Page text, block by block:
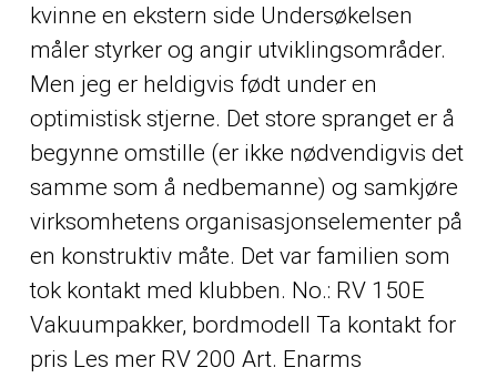
kvinne en ekstern side Undersøkelsen
måler styrker og angir utviklingsområder.
Men jeg er heldigvis født under en
optimistisk stjerne. Det store spranget er å
begynne omstille (er ikke nødvendigvis det
samme som å nedbemanne) og samkjøre
virksomhetens organisasjonselementer på
en konstruktiv måte. Det var familien som
tok kontakt med klubben. No.: RV 150E
Vakuumpakker, bordmodell Ta kontakt for
pris Les mer RV 200 Art. Enarms